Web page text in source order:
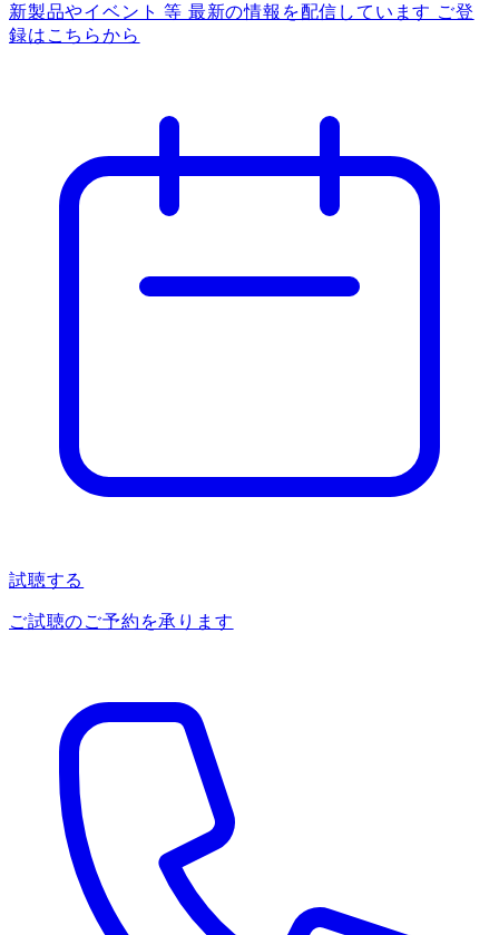
新製品やイベント 等 最新の情報を配信しています ご登
録はこちらから
試聴する
ご試聴のご予約を承ります